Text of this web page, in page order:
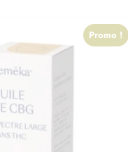
Promo !